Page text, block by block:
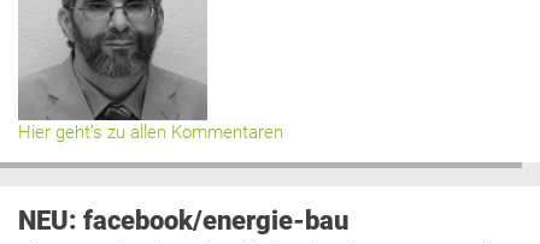
Hier geht’s zu allen Kommentaren
NEU: facebook/energie-bau